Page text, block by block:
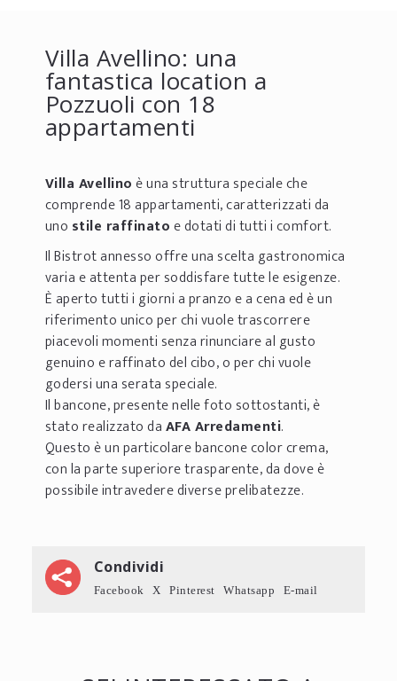
Villa Avellino: una
fantastica location a
Pozzuoli con 18
appartamenti
Villa Avellinoè una struttura speciale che
comprende 18 appartamenti, caratterizzati da
uno stile raffinatoe dotati di tutti i comfort.
Il Bistrot annesso offre una scelta gastronomica
varia e attenta per soddisfare tutte le esigenze.
È aperto tutti i giorni a pranzo e a cena ed è un
riferimento unico per chi vuole trascorrere
piacevoli momenti senza rinunciare al gusto
genuino e raffinato del cibo, o per chi vuole
godersi una serata speciale.
Il bancone, presente nelle foto sottostanti, è
stato realizzato daAFA Arredamenti.
Questo è un particolare bancone color crema,
con la parte superiore trasparente, da dove è
possibile intravedere diverse prelibatezze.
Condividi
Facebook X Pinterest Whatsapp E-mail